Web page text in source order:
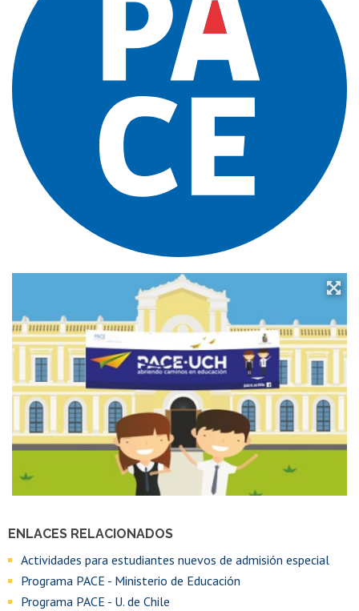
ENLACES RELACIONADOS
Actividades para estudiantes nuevos de admisión especial
Programa PACE - Ministerio de Educación
Programa PACE - U. de Chile